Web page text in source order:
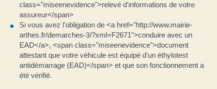
class="miseenevidence">relevé d'informations de votre
assureur</span>
Si vous avez l'obligation de <a href="http://www.mairie-
arthes.fr/demarches-3/?xml=F2671">conduire avec un
EAD</a>, <span class="miseenevidence">document
attestant que votre véhicule est équipé d'un éthylotest
antidémarrage (EAD)</span> et que son fonctionnement a
été vérifié.